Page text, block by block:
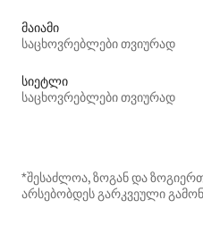
მაიამი
საცხოვრებლები თვიურად
სიეტლი
საცხოვრებლები თვიურად
*შესაძლოა, ზოგან და
არსებობდეს გარკვეული